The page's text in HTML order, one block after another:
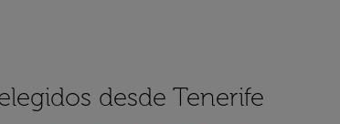
desde Tenerife